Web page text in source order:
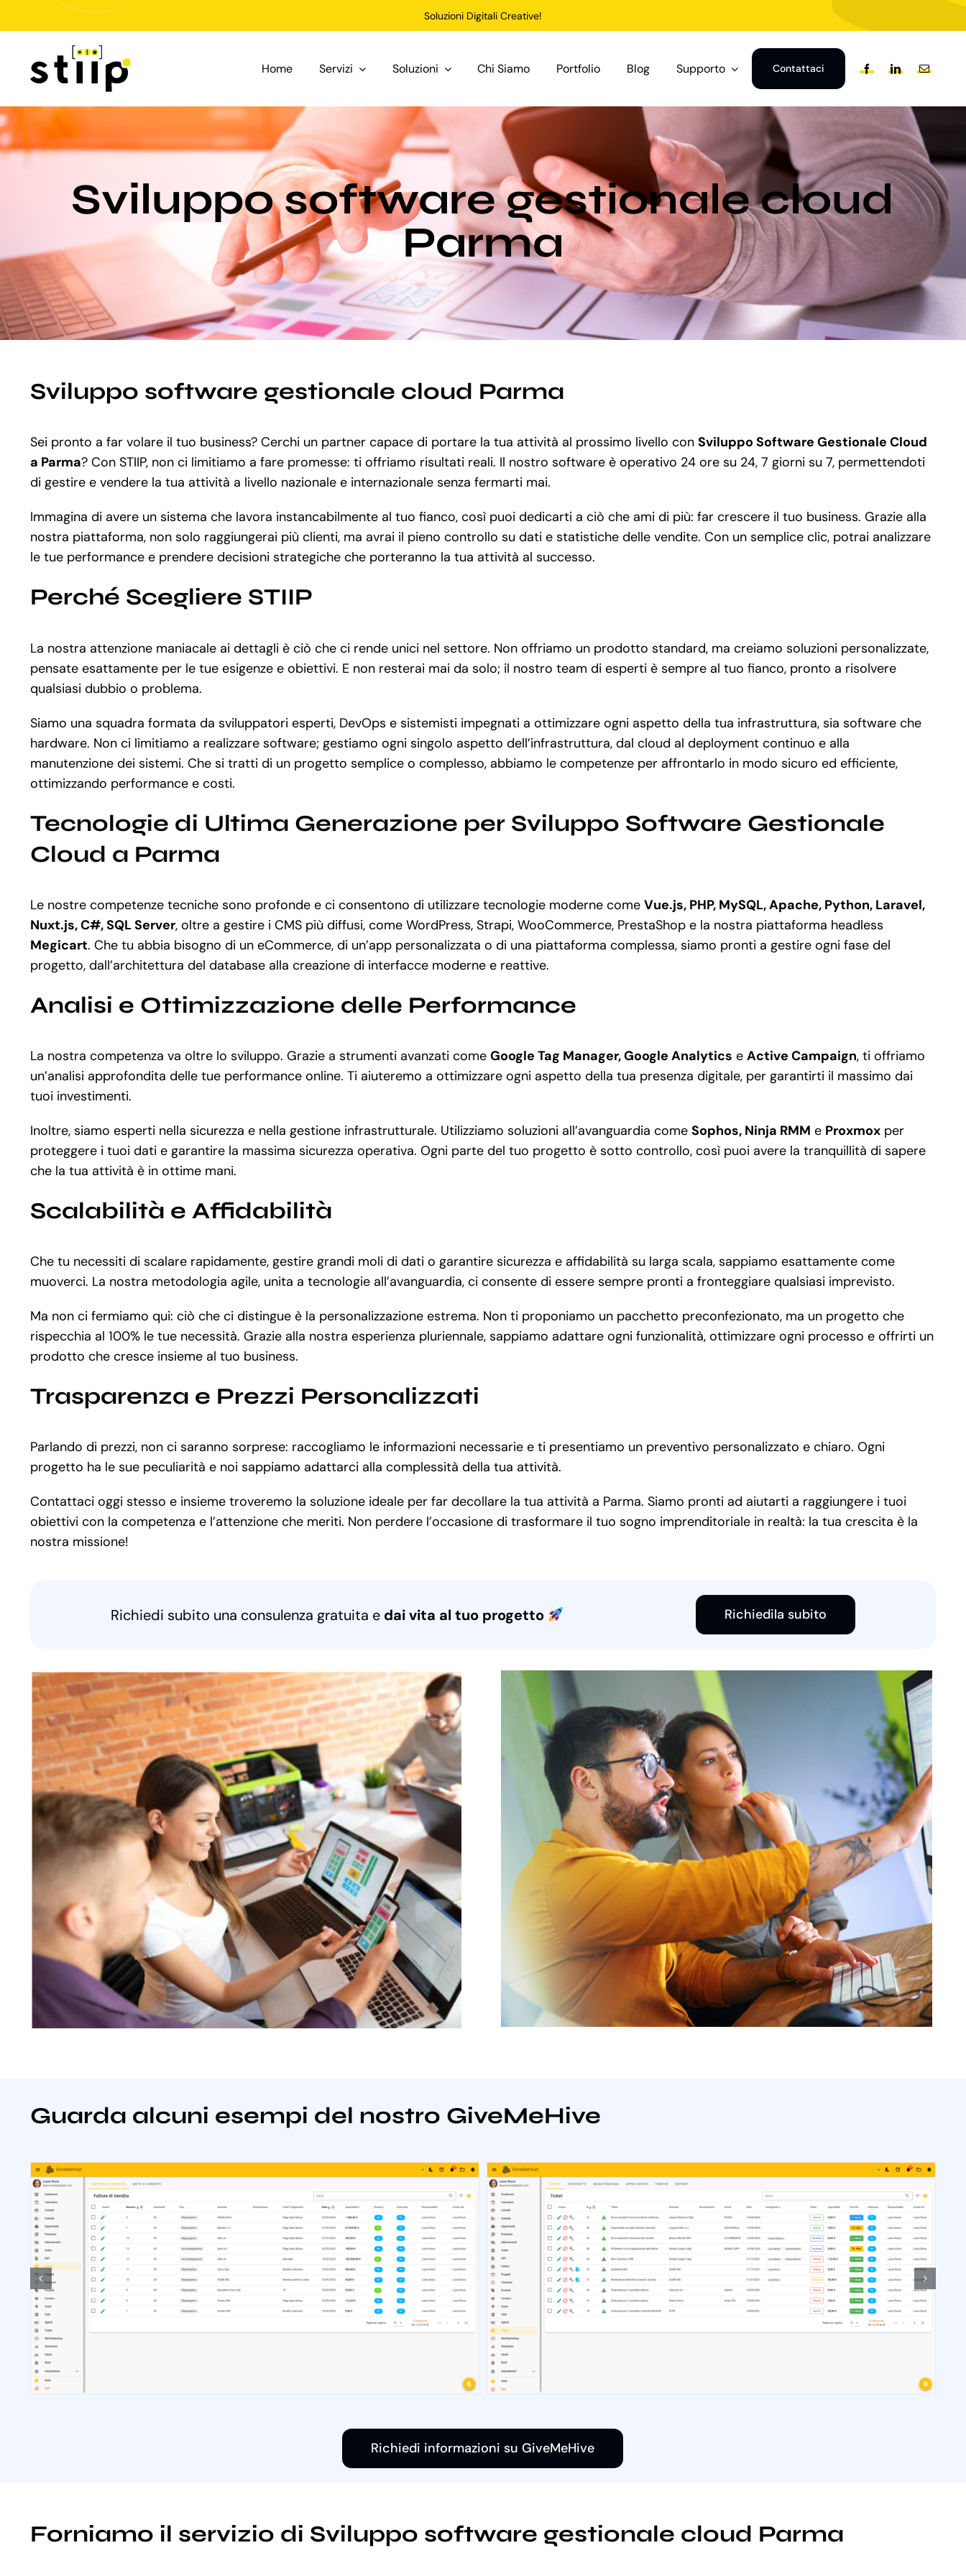
al
Soluzioni Digitali Creative!
Home Servizi Soluzioni Chi Siamo Portfolio Blog Supporto Contattaci
Sviluppo software gestionale cloud
Parma
Sviluppo software gestionale cloud Parma
Sei pronto a far volare il tuo business? Cerchi un partner capace di portare la tua attività al prossimo livello con Sviluppo Software Gestionale Cloud
a Parma? Con STIIP, non ci limitiamo a fare promesse: ti offriamo risultati reali. Il nostro software è operativo 24 ore su 24, 7 giorni su 7, permettendoti
di gestire e vendere la tua attività a livello nazionale e internazionale senza fermarti mai.
Immagina di avere un sistema che lavora instancabilmente al tuo fianco, così puoi dedicarti a ciò che ami di più: far crescere il tuo business. Grazie alla
nostra piattaforma, non solo raggiungerai più clienti, ma avrai il pieno controllo su dati e statistiche delle vendite. Con un semplice clic, potrai analizzare
le tue performance e prendere decisioni strategiche che porteranno la tua attività al successo.
Perché Scegliere STIIP
La nostra attenzione maniacale ai dettagli è ciò che ci rende unici nel settore. Non offriamo un prodotto standard, ma creiamo soluzioni personalizzate,
pensate esattamente per le tue esigenze e obiettivi. E non resterai mai da solo; il nostro team di esperti è sempre al tuo fianco, pronto a risolvere
qualsiasi dubbio o problema.
Siamo una squadra formata da sviluppatori esperti, DevOps e sistemisti impegnati a ottimizzare ogni aspetto della tua infrastruttura, sia software che
hardware. Non ci limitiamo a realizzare software; gestiamo ogni singolo aspetto dell’infrastruttura, dal cloud al deployment continuo e alla
manutenzione dei sistemi. Che si tratti di un progetto semplice o complesso, abbiamo le competenze per affrontarlo in modo sicuro ed efficiente,
ottimizzando performance e costi.
Tecnologie di Ultima Generazione per Sviluppo Software Gestionale
Cloud a Parma
Le nostre competenze tecniche sono profonde e ci consentono di utilizzare tecnologie moderne come Vue.js, PHP, MySQL, Apache, Python, Laravel,
Nuxt.js, C#, SQL Server, oltre a gestire i CMS più diffusi, come WordPress, Strapi, WooCommerce, PrestaShop e la nostra piattaforma headless
Megicart. Che tu abbia bisogno di un eCommerce, di un’app personalizzata o di una piattaforma complessa, siamo pronti a gestire ogni fase del
progetto, dall’architettura del database alla creazione di interfacce moderne e reattive.
Analisi e Ottimizzazione delle Performance
La nostra competenza va oltre lo sviluppo. Grazie a strumenti avanzati come Google Tag Manager, Google Analytics e Active Campaign, ti offriamo
un’analisi approfondita delle tue performance online. Ti aiuteremo a ottimizzare ogni aspetto della tua presenza digitale, per garantirti il massimo dai
tuoi investimenti.
Inoltre, siamo esperti nella sicurezza e nella gestione infrastrutturale. Utilizziamo soluzioni all’avanguardia come Sophos, Ninja RMM e Proxmoxper
proteggere i tuoi dati e garantire la massima sicurezza operativa. Ogni parte del tuo progetto è sotto controllo, così puoi avere la tranquillità di sapere
che la tua attività è in ottime mani.
Scalabilità e Affidabilità
Che tu necessiti di scalare rapidamente, gestire grandi moli di dati o garantire sicurezza e affidabilità su larga scala, sappiamo esattamente come
muoverci. La nostra metodologia agile, unita a tecnologie all’avanguardia, ci consente di essere sempre pronti a fronteggiare qualsiasi imprevisto.
Ma non ci fermiamo qui: ciò che ci distingue è la personalizzazione estrema. Non ti proponiamo un pacchetto preconfezionato, ma un progetto che
rispecchia al 100% le tue necessità. Grazie alla nostra esperienza pluriennale, sappiamo adattare ogni funzionalità, ottimizzare ogni processo e offrirti un
prodotto che cresce insieme al tuo business.
Trasparenza e Prezzi Personalizzati
Parlando di prezzi, non ci saranno sorprese: raccogliamo le informazioni necessarie e ti presentiamo un preventivo personalizzato e chiaro. Ogni
progetto ha le sue peculiarità e noi sappiamo adattarci alla complessità della tua attività.
Contattaci oggi stesso e insieme troveremo la soluzione ideale per far decollare la tua attività a Parma. Siamo pronti ad aiutarti a raggiungere i tuoi
obiettivi con la competenza e l’attenzione che meriti. Non perdere l’occasione di trasformare il tuo sogno imprenditoriale in realtà: la tua crescita è la
nostra missione!
Richiedi subito una consulenza gratuita e dai vita al tuo progetto Richiedila subito
Guarda alcuni esempi del nostro GiveMeHive
Richiedi informazioni su GiveMeHive
Forniamo il servizio di Sviluppo software gestionale cloud Parma